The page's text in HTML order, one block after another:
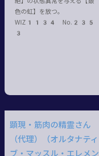
色の虹】を放つ。
WIZ1134 No.235
3
顕現・筋肉の精霊さん
（代理）（オルタナティ
ブ・マッスル・エレメン